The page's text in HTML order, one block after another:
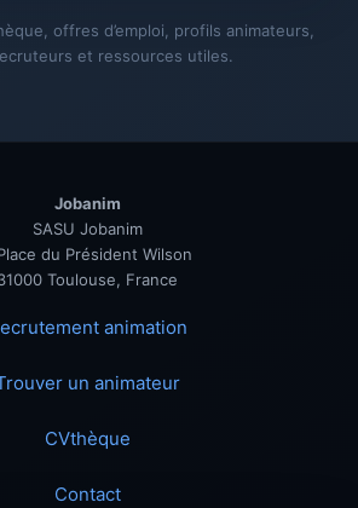
offres d’emploi, profils animateurs,
et ressources utiles.
Jobanim
SASU Jobanim
du Président Wilson
Toulouse, France
animation
un animateur
CVthèque
Contact